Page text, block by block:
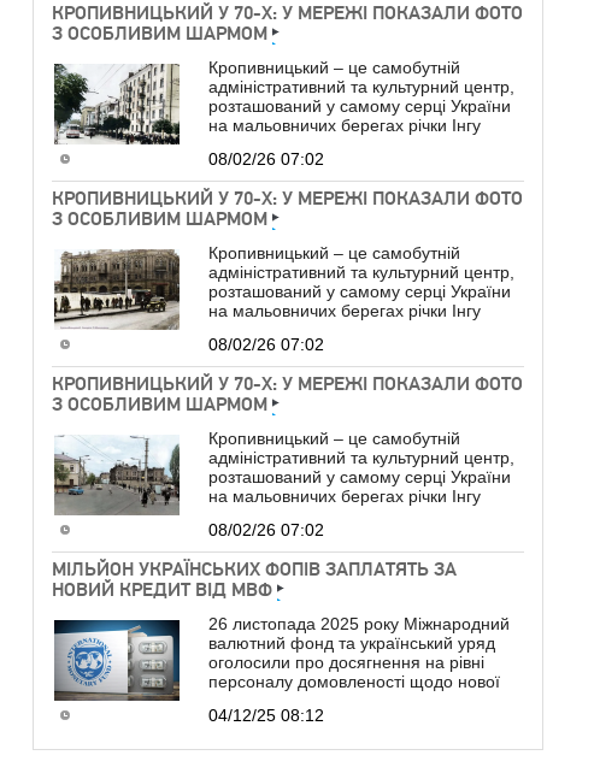
КРОПИВНИЦЬКИЙ У 70-Х: У МЕРЕЖІ ПОКАЗАЛИ ФОТО
З ОСОБЛИВИМ ШАРМОМ
Кропивницький – це самобутній
адміністративний та культурний центр,
розташований у самому серці України
на мальовничих берегах річки Інгу
08/02/26 07:02
КРОПИВНИЦЬКИЙ У 70-Х: У МЕРЕЖІ ПОКАЗАЛИ ФОТО
З ОСОБЛИВИМ ШАРМОМ
Кропивницький – це самобутній
адміністративний та культурний центр,
розташований у самому серці України
на мальовничих берегах річки Інгу
08/02/26 07:02
КРОПИВНИЦЬКИЙ У 70-Х: У МЕРЕЖІ ПОКАЗАЛИ ФОТО
З ОСОБЛИВИМ ШАРМОМ
Кропивницький – це самобутній
адміністративний та культурний центр,
розташований у самому серці України
на мальовничих берегах річки Інгу
08/02/26 07:02
МІЛЬЙОН УКРАЇНСЬКИХ ФОПІВ ЗАПЛАТЯТЬ ЗА
НОВИЙ КРЕДИТ ВІД МВФ
26 листопада 2025 року Міжнародний
валютний фонд та український уряд
оголосили про досягнення на рівні
персоналу домовленості щодо нової
04/12/25 08:12